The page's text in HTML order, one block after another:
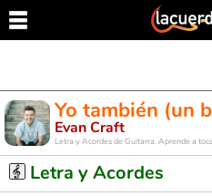
Yo también (un
Evan Craft
Letra y Acordes de Guitarra. Aprende a
Letra y Acordes